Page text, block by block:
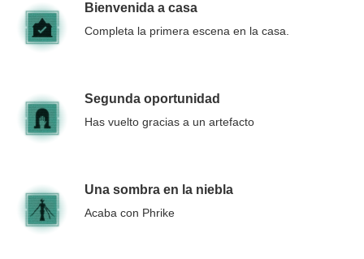
Bienvenida a casa
Completa la primera escena en la casa.
Segunda oportunidad
Has vuelto gracias a un artefacto
Una sombra en la niebla
Acaba con Phrike